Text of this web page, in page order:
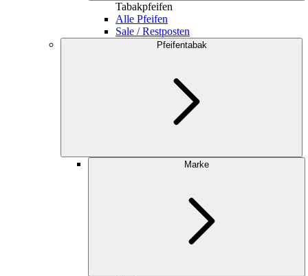
Tabakpfeifen
Alle Pfeifen
Sale / Restposten
Pfeifentabak
Marke